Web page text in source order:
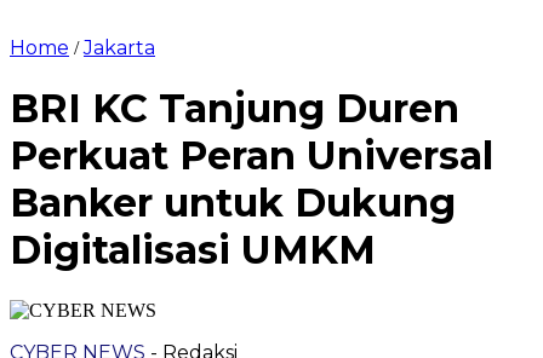
Home /Jakarta
BRI KC Tanjung Duren
Perkuat Peran Universal
Banker untuk Dukung
Digitalisasi UMKM
CYBER NEWS - Redaksi